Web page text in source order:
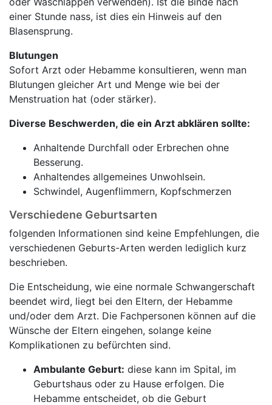
einer Stunde nass, ist dies ein Hinweis auf den
Blasensprung.
Blutungen
Sofort Arzt oder Hebamme konsultieren, wenn man
Blutungen gleicher Art und Menge wie bei der
Menstruation hat (oder stärker).
Diverse Beschwerden, die ein Arzt abklären sollte:
Anhaltende Durchfall oder Erbrechen ohne
Besserung.
Anhaltendes allgemeines Unwohlsein.
Schwindel, Augenflimmern, Kopfschmerzen
Verschiedene Geburtsarten
folgenden Informationen sind keine Empfehlungen, die
verschiedenen Geburts-Arten werden lediglich kurz
beschrieben.
Die Entscheidung, wie eine normale Schwangerschaft
beendet wird, liegt bei den Eltern, der Hebamme
und/oder dem Arzt. Die Fachpersonen können auf die
Wünsche der Eltern eingehen, solange keine
Komplikationen zu befürchten sind.
Ambulante Geburt: diese kann im Spital, im
Geburtshaus oder zu Hause erfolgen. Die
Hebamme entscheidet, ob die Geburt